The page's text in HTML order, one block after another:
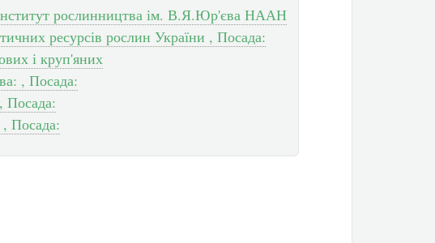
рослинництва ім. В.Я.Юр'єва НААН
ресурсів рослин України , Посада:
і круп'яних
, Посада:
Посада:
Посада: